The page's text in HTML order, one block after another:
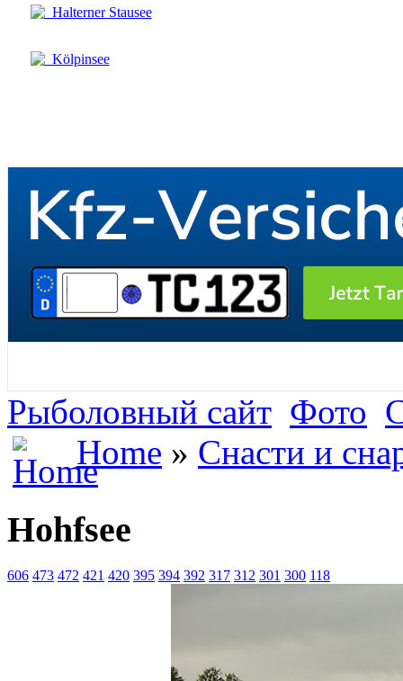
Halterner Stausee
Kölpinsee
Рыболовный сайт Фото
Home » Снасти и
Hohfsee
606 473 472 421 420 395 394 392 317 312 301 300 118